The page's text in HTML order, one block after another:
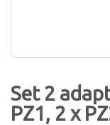
Set 2
PZ1, 2 x